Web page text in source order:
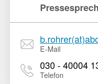
E-Mail
030 - 40004
Telefon